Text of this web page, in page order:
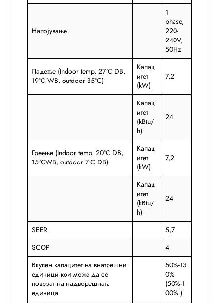
Напојување
1
phase,
220-
240V,
50Hz
Ладење (Indoor temp. 27°C DB,
19°C WB, outdoor 35°C)
Капац
итет
(kW)
7,2
Капац
итет
(kBtu/
h)
24
Греење (Indoor temp. 20°C DB,
15°CWB, outdoor 7°C DB)
Капац
итет
(kW)
7,2
Капац
итет
(kBtu/
h)
24
SEER
5,7
SCOP
4
Вкупен капацитет на внатрешни
единици кои може да се
поврзат на надворешната
единица
50%-13
0%
(50%-1
00% )